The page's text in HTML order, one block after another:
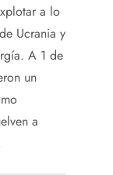
a lo
Ucrania y
A 1 de
un
a